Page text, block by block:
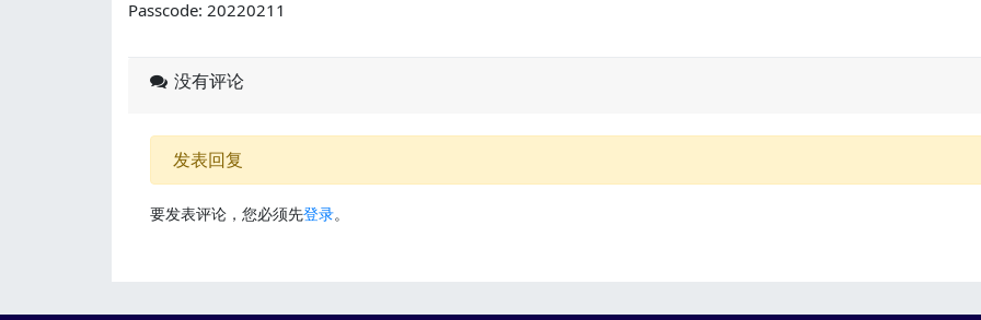
Passcode: 20220211
没有评论
发表回复
要发表评论，您必须先登录。